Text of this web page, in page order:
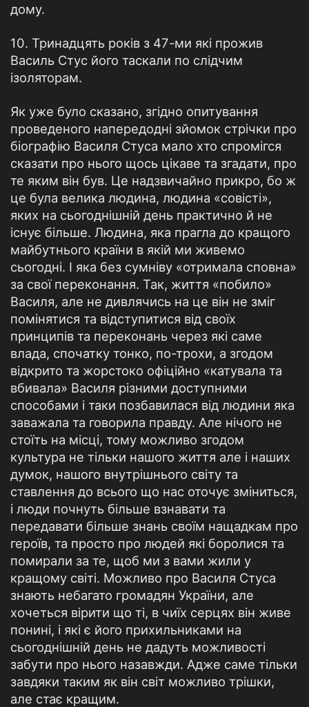
дому.
10. Тринадцять років з 47-ми які прожив
Василь Стус його таскали по слідчим
ізоляторам.
Як уже було сказано, згідно опитування
проведеного напередодні зйомок стрічки про
біографію Василя Стуса мало хто спромігся
сказати про нього щось цікаве та згадати, про
те яким він був. Це надзвичайно прикро, бо ж
це була велика людина, людина «совісті»,
яких на сьогоднішній день практично й не
існує більше. Людина, яка прагла до кращого
майбутнього країни в якій ми живемо
сьогодні. І яка без сумніву «отримала сповна»
за свої переконання. Так, життя «побило»
Василя, але не дивлячись на це він не зміг
помінятися та відступитися від своїх
принципів та переконань через які саме
влада, спочатку тонко, по-трохи, а згодом
відкрито та жорстоко офіційно «катувала та
вбивала» Василя різними доступними
способами і таки позбавилася від людини яка
заважала та говорила правду. Але нічого не
стоїть на місці, тому можливо згодом
культура не тільки нашого життя але і наших
думок, нашого внутрішнього світу та
ставлення до всього що нас оточує зміниться,
і люди почнуть більше взнавати та
передавати більше знань своїм нащадкам про
героїв, та просто про людей які боролися та
помирали за те, щоб ми з вами жили у
кращому світі. Можливо про Василя Стуса
знають небагато громадян України, але
хочеться вірити що ті, в чиїх серцях він живе
понині, і які є його прихильниками на
сьогоднішній день не дадуть можливості
забути про нього назавжди. Адже саме тільки
завдяки таким як він світ можливо трішки,
але стає кращим.